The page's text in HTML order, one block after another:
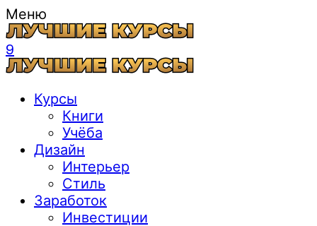
Меню
9
Курсы
Книги
Учёба
Дизайн
Интерьер
Стиль
Заработок
Инвестиции